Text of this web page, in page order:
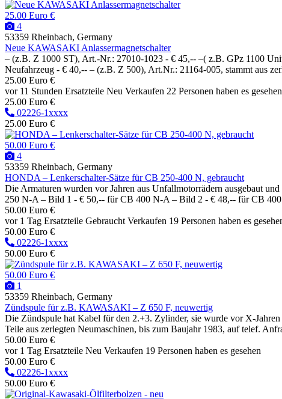
25.00 Euro €
4
53359 Rheinbach, Germany
Neue KAWASAKI Anlassermagnetschalter
– (z.B. Z 1000 ST), Art.-Nr.: 27010-1023 - € 45,-- –( z.B. GPz 1100
Neufahrzeug - € 40,-- – (z.B. Z 500), Art.Nr.: 21164-005, stammt aus
25.00 Euro €
vor 11 Stunden Ersatzteile Neu Verkaufen 22 Personen haben es gesehen
25.00 Euro €
02226-1xxxx
25.00 Euro €
50.00 Euro €
4
53359 Rheinbach, Germany
HONDA – Lenkerschalter-Sätze für CB 250-400 N, gebraucht
Die Armaturen wurden vor Jahren aus Unfallmotorrädern ausgebaut
250 N-A – Bild 1 - € 50,-- für CB 400 N-A – Bild 2 - € 48,-- für CB
50.00 Euro €
vor 1 Tag Ersatzteile Gebraucht Verkaufen 19 Personen haben es
50.00 Euro €
02226-1xxxx
50.00 Euro €
50.00 Euro €
1
53359 Rheinbach, Germany
Zündspule für z.B. KAWASAKI – Z 650 F, neuwertig
Die Zündspule hat Kabel für den 2.+3. Zylinder, sie wurde vor X-
Teile aus zerlegten Neumaschinen, bis zum Baujahr 1983, auf telef.
50.00 Euro €
vor 1 Tag Ersatzteile Neu Verkaufen 19 Personen haben es gesehen
50.00 Euro €
02226-1xxxx
50.00 Euro €